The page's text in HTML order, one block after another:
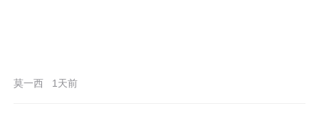
莫一西 1天前